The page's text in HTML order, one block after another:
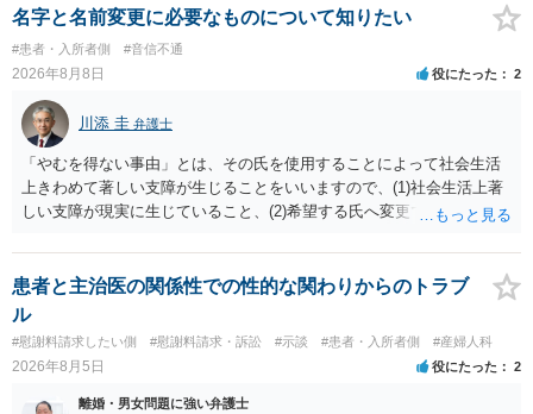
名字と名前変更に必要なものについて知りたい
#患者・入所者側 #音信不通
2026年8月8日 役にたった 2
川添 圭 弁護士
「やむを得ない事由」とは、その氏を使用することによって社会生活
上きわめて著しい支障が生じることをいいますので、(1)社会生活上著
しい支障が現実に生じていること、(2)希望する氏へ変更できればその
できるかどうかがポイントです。 記録中に現れた一切の事情が判断対
象ですので、上記(1)と(2)を説明できる資料は全て（ただし理路整然
に）提出することが必要になります。「フラッシュバック」とのこと
明とそれに沿う資料の提出が必要になってくるように思います。 精神
的・心理的な理由の氏変更は様々な意味でハードルがかなり高く、弁
護士へ依頼しても苦労することが強く予想されるところです。、もし
患者と主治医の関係性での性的な関わりからのトラブ
ル
#慰謝料請求したい側 #慰謝料請求・訴訟 #示談 #患者・入所者側 #産婦人科
2026年8月5日 役にたった 2
離婚・男女問題に強い弁護士